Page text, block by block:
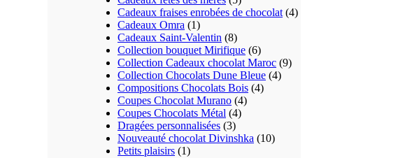
Cadeaux fraises enrobées de chocolat (4)
Cadeaux Omra (1)
Cadeaux Saint-Valentin (8)
Collection bouquet Mirifique (6)
Collection Cadeaux chocolat Maroc (9)
Collection Chocolats Dune Bleue (4)
Compositions Chocolats Bois (4)
Coupes Chocolat Murano (4)
Coupes Chocolats Métal (4)
Dragées personnalisées (3)
Nouveauté chocolat Divinshka (10)
Petits plaisirs (1)